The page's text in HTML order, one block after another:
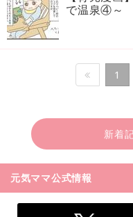
で温泉④～
1
新着
元気ママ公式情報